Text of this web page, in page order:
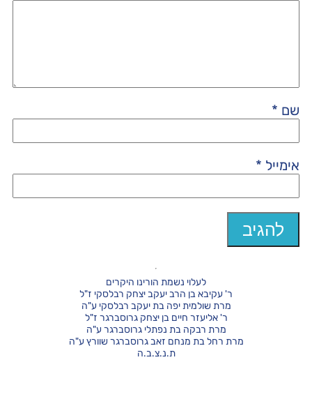
שם *
אימייל *
לעלוי נשמת הורינו היקרים
ר' עקיבא בן הרב יעקב יצחק רבלסקי ז"ל
מרת שולמית יפה בת יעקב רבלסקי ע"ה
ר' אליעזר חיים בן יצחק גרוסברגר ז"ל
מרת רבקה בת נפתלי גרוסברגר ע"ה
מרת רחל בת מנחם זאב גרוסברגר שוורץ ע"ה
ת.נ.צ.ב.ה